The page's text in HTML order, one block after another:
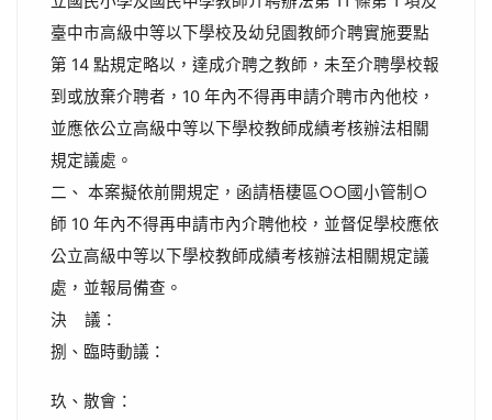
臺中市高級中等以下學校及幼兒園教師介聘實施要點
第 14 點規定略以，達成介聘之教師，未至介聘學校報
到或放棄介聘者，10 年內不得再申請介聘市內他校，
並應依公立高級中等以下學校教師成績考核辦法相關
規定議處。
二、 本案擬依前開規定，函請梧棲區○○國小管制○
師 10 年內不得再申請市內介聘他校，並督促學校應依
公立高級中等以下學校教師成績考核辦法相關規定議
處，並報局備查。
決 議：
捌、臨時動議：
玖、散會：